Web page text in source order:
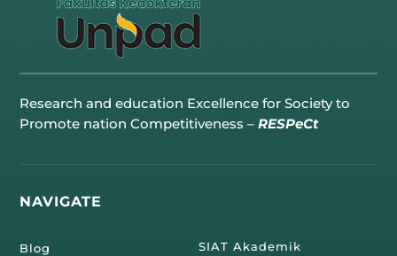
Research and education Excellence for Society to
Promote nation Competitiveness –RESPeCt
NAVIGATE
Blog SIAT Akademik